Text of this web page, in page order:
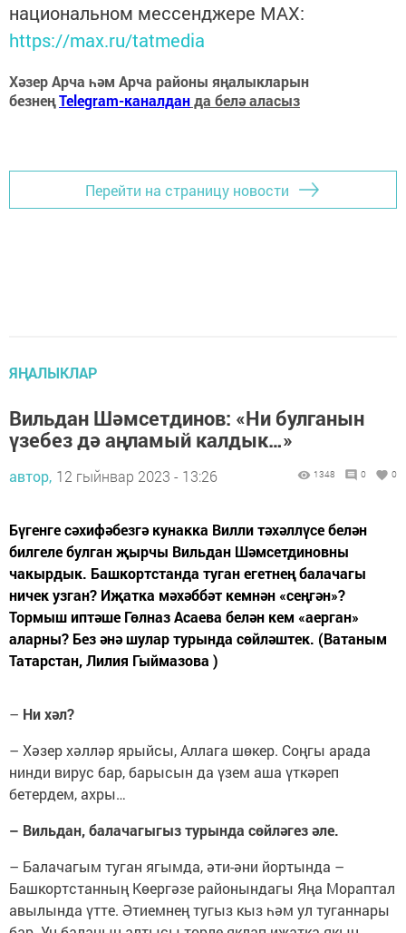
национальном мессенджере MАХ:
https://max.ru/tatmedia
Хәзер Арча һәм Арча районы яңалыкларын
безнеңTelegram-каналданда белә аласыз
Перейти на страницу новости
ЯҢАЛЫКЛАР
Вильдан Шәмсетдинов: «Ни булганын
үзебез дә аңламый калдык…»
автор, 12 гыйнвар 2023 - 13:26 1348 0 0
Бүгенге сәхифәбезгә кунакка Вилли тәхәллүсе белән
билгеле булган җырчы Вильдан Шәмсетдиновны
чакырдык. Башкортстанда туган егетнең балачагы
ничек узган? Иҗатка мәхәббәт кемнән «сеңгән»?
Тормыш иптәше Гөлназ Асаева белән кем «аерган»
аларны? Без әнә шулар турында сөйләштек. (Ватаным
Татарстан, Лилия Гыймазова )
– Ни хәл?
– Хәзер хәлләр ярыйсы, Аллага шөкер. Соңгы арада
нинди вирус бар, барысын да үзем аша үткәреп
бетердем, ахры…
– Вильдан, балачагыгыз турында сөйләгез әле.
– Балачагым туган ягымда, әти-әни йортында –
Башкортстанның Көергәзе районындагы Яңа Мораптал
авылында үтте. Әтиемнең тугыз кыз һәм ул туганнары